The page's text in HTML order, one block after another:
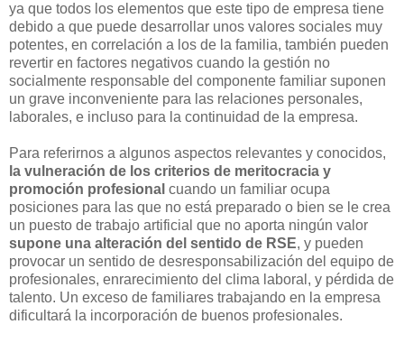
ya que todos los elementos que este tipo de empresa tiene
debido a que puede desarrollar unos valores sociales muy
potentes, en correlación a los de la familia, también pueden
revertir en factores negativos cuando la gestión no
socialmente responsable del componente familiar suponen
un grave inconveniente para las relaciones personales,
laborales, e incluso para la continuidad de la empresa.
Para referirnos a algunos aspectos relevantes y conocidos,
la vulneración de los criterios de meritocracia y
promoción profesional cuando un familiar ocupa
posiciones para las que no está preparado o bien se le crea
un puesto de trabajo artificial que no aporta ningún valor
supone una alteración del sentido de RSE, y pueden
provocar un sentido de desresponsabilización del equipo de
profesionales, enrarecimiento del clima laboral, y pérdida de
talento. Un exceso de familiares trabajando en la empresa
dificultará la incorporación de buenos profesionales.